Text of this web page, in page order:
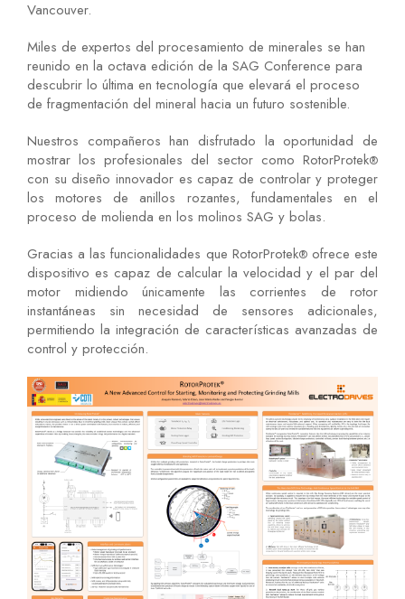
Vancouver.
Miles de expertos del procesamiento de minerales se han
reunido en la octava edición de la SAG Conference para
descubrir lo última en tecnología que elevará el proceso
de fragmentación del mineral hacia un futuro sostenible.
Nuestros compañeros han disfrutado la oportunidad de
mostrar los profesionales del sector como RotorProtek®
con su diseño innovador es capaz de controlar y proteger
los motores de anillos rozantes, fundamentales en el
proceso de molienda en los molinos SAG y bolas.
Gracias a las funcionalidades que RotorProtek®ofrece este
dispositivo es capaz de calcular la velocidad y el par del
motor midiendo únicamente las corrientes de rotor
instantáneas sin necesidad de sensores adicionales,
permitiendo la integración de características avanzadas de
control y protección.